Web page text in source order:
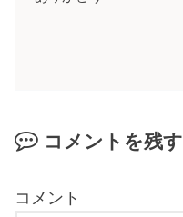
コメントを残す